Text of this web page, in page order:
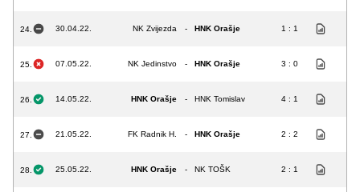
24. 30.04.22. NK Zvijezda - HNK Orašje 1 : 1
25. 07.05.22. NK Jedinstvo - HNK Orašje 3 : 0
26. 14.05.22. HNK Orašje - HNK Tomislav 4 : 1
27. 21.05.22. FK Radnik H. - HNK Orašje 2 : 2
28. 25.05.22. HNK Orašje - NK TOŠK 2 : 1